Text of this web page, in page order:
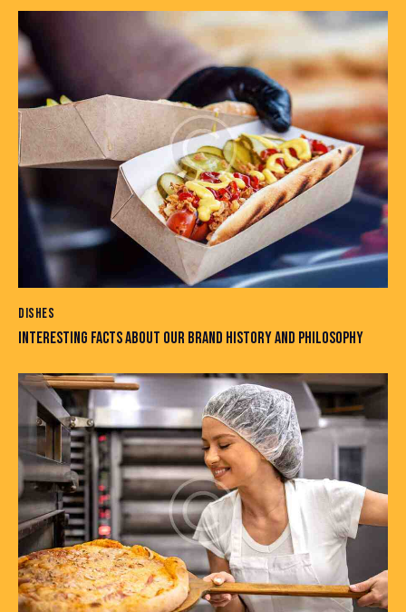
DISHES
INTERESTING FACTS ABOUT OUR BRAND HISTORY AND PHILOSOPHY